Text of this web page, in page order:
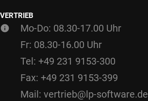
VERTRIEB
Mo-Do: 08.30-17.00 Uhr
Fr: 08.30-16.00 Uhr
Tel: +49 231 9153-300
Fax: +49 231 9153-399
Mail: vertrieb@lp-software.de